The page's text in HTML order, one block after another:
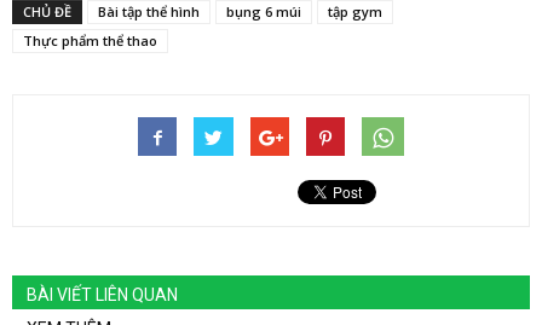
CHỦ ĐỀ Bài tập thể hình bụng 6 múi
tập gym
Thực phẩm thể thao
BÀI VIẾT LIÊN QUAN